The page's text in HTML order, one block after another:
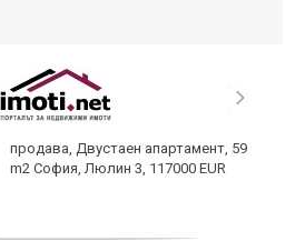
продава, Двустаен апартамент, 59
m2 София, Люлин 3, 117000 EUR